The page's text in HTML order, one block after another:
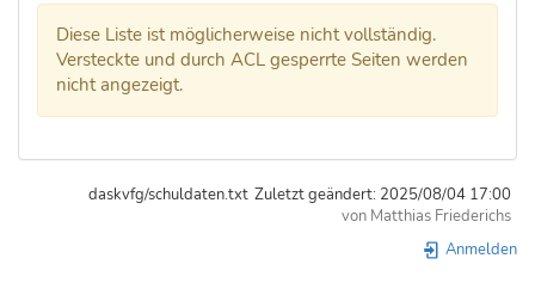
Diese Liste ist möglicherweise nicht vollständig.
Versteckte und durch ACL gesperrte Seiten werden
nicht angezeigt.
daskvfg/schuldaten.txt Zuletzt geändert: 2025/08/04 17:00
von Matthias Friederichs
Anmelden